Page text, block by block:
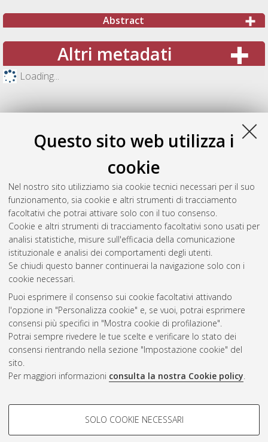
Questo sito web utilizza i
cookie
Nel nostro sito utilizziamo sia cookie tecnici necessari per il suo
funzionamento, sia cookie e altri strumenti di tracciamento
facoltativi che potrai attivare solo con il tuo consenso.
Cookie e altri strumenti di tracciamento facoltativi sono usati per
analisi statistiche, misure sull'efficacia della comunicazione
istituzionale e analisi dei comportamenti degli utenti.
Se chiudi questo banner continuerai la navigazione solo con i
cookie necessari.
Puoi esprimere il consenso sui cookie facoltativi attivando
l'opzione in "Personalizza cookie" e, se vuoi, potrai esprimere
consensi più specifici in "Mostra cookie di profilazione".
Potrai sempre rivedere le tue scelte e verificare lo stato dei
consensi rientrando nella sezione "Impostazione cookie" del
sito.
Per maggiori informazioni consulta la nostra Cookie policy.
COOKIE DI PROFILAZIONE -
SOLO COOKIE NECESSARI
Abstract
Altri metadati
Loading...
Gestione del documento:
Atom
Rss 1.0
Rss 2.0
ISSN: 2038-7946
Impostazioni Cookie
Informativa sulla privacy
Condizioni d’uso del sito